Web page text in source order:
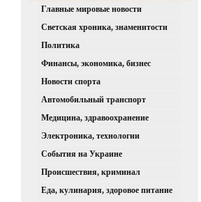
Главные мировые новости
Светская хроника, знаменитости
Политика
Финансы, экономика, бизнес
Новости спорта
Автомобильный транспорт
Медицина, здравоохранение
Электроника, технологии
События на Украине
Происшествия, криминал
Еда, кулинария, здоровое питание